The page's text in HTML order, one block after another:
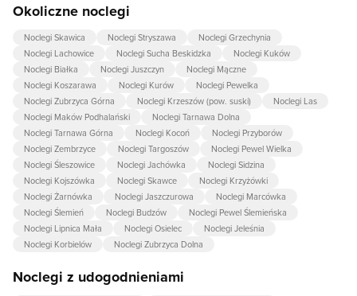
Okoliczne noclegi
Noclegi Skawica Noclegi Stryszawa
Noclegi Grzechynia
Noclegi Lachowice
Noclegi Sucha Beskidzka
Noclegi Kuków
Noclegi Białka
Noclegi Juszczyn
Noclegi Mączne
Noclegi Koszarawa
Noclegi Kurów
Noclegi Pewelka
Noclegi Zubrzyca Górna
Noclegi Krzeszów (pow. suski)
Noclegi Las
Noclegi Maków Podhalański
Noclegi Tarnawa Dolna
Noclegi Tarnawa Górna
Noclegi Kocoń
Noclegi Przyborów
Noclegi Zembrzyce
Noclegi Targoszów
Noclegi Pewel Wielka
Noclegi Śleszowice
Noclegi Jachówka
Noclegi Sidzina
Noclegi Kojszówka
Noclegi Skawce
Noclegi Krzyżówki
Noclegi Żarnówka
Noclegi Jaszczurowa
Noclegi Marcówka
Noclegi Ślemień
Noclegi Budzów
Noclegi Pewel Ślemieńska
Noclegi Lipnica Mała
Noclegi Osielec
Noclegi Jeleśnia
Noclegi Korbielów
Noclegi Zubrzyca Dolna
Noclegi z udogodnieniami